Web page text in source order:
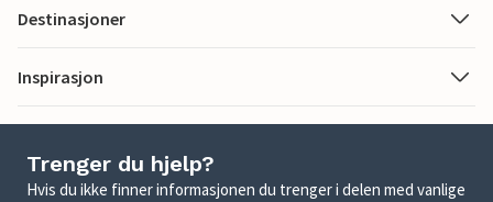
Destinasjoner
Inspirasjon
Trenger du hjelp?
Hvis du ikke finner informasjonen du trenger i delen med vanlige